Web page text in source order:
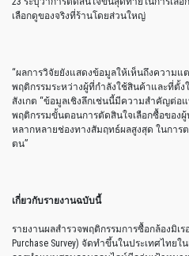
เลือกดูของจริงที่ร้านโดยส่วนใหญ่
“ผลการวิจัยยังแสดงข้อมูลให้เห็นถึงความ
พฤติกรรมระหว่างผู้ที่กำลังใช้สินค้าและที่ตั้ง
สังเกต “ข้อมูลเชิงลึกเช่นนี้มีความสำคัญต่
พฤติกรรมขั้นตอนการตัดสินใจเลือกซื้อของ
หลากหลายช่องทางสัมฤทธ์ผลสูงสุด ในการ
ตน”
เกี่ยวกับรายงานฉบับนี้
รายงานผลสำรวจพฤติกรรมการซื้อกล้องมิเรอ
Purchase Survey) จัดทำขึ้นในประเทศไทย